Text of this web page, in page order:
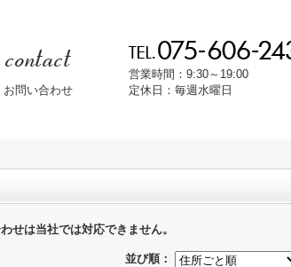
お問い合わせ
営業時間：9:30～19:00
定休日：毎週水曜日
せは当社では対応できません。
並び順：